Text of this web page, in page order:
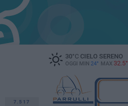
7.517
30°CCIELO SERENO
OGGI MIN 24° MAX 32.5°